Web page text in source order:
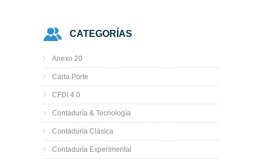
CATEGORÍAS
Anexo 20
Carta Porte
CFDI 4.0
Contaduría & Tecnología
Contaduría Clásica
Contaduría Experimental